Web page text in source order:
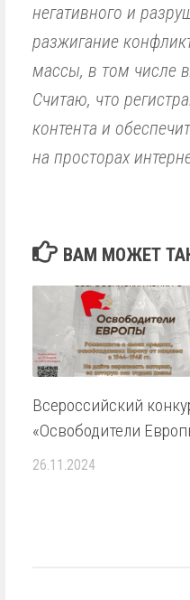
негативного и
разжигание
массы, в том числе
Считаю, что
контента и
на просторах
ВАМ МОЖЕТ
Всероссийский
«Освободители
26.11.2024